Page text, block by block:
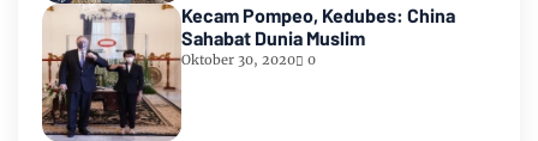
Kecam Pompeo, Kedubes: China
Sahabat Dunia Muslim
Oktober 30, 2020 0